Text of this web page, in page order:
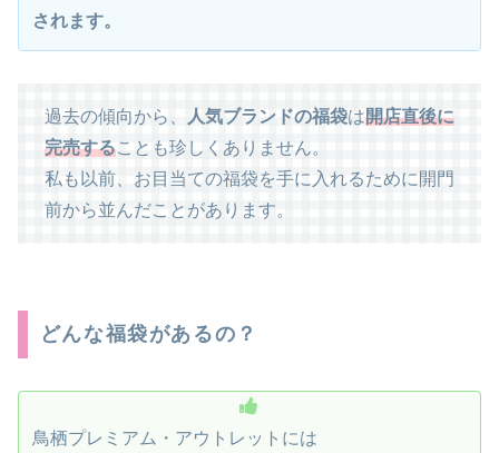
されます。
過去の傾向から、 人気ブランドの福袋は開店直後に
完売することも珍しくありません。
私も以前、お目当ての福袋を手に入れるために開門
前から並んだことがあります。
どんな福袋があるの？
鳥栖プレミアム・アウトレットには